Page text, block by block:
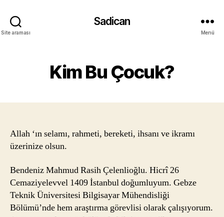
Site araması
Sadican
Menü
Kim Bu Çocuk?
Allah ‘ın selamı, rahmeti, bereketi, ihsanı ve ikramı
üzerinize olsun.
Bendeniz Mahmud Rasih Çelenlioğlu. Hicrî 26
Cemaziyelevvel 1409 İstanbul doğumluyum. Gebze
Teknik Üniversitesi Bilgisayar Mühendisliği
Bölümü’nde hem araştırma görevlisi olarak çalışıyorum.